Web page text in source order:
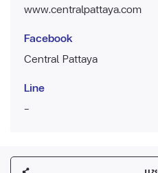
www.centralpattaya.com
Facebook
Central Pattaya
Line
-